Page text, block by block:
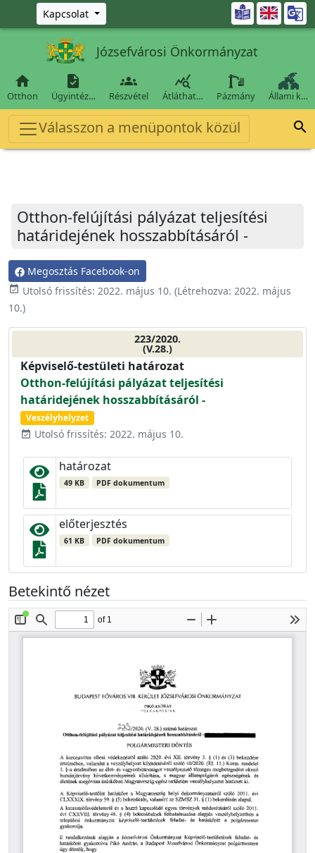
Ugrás a fő tartalomra
Kapcsolat 
Józsefvárosi Önkormányzat

Otthon

Ügyintéz…

Részvétel

Átláthat… Pázmány Állami k…
Válasszon a menüpontok közül 
Otthon-felújítási pályázat teljesítési
határidejének hosszabbításáról -
Megosztás Facebook-on
event_available Utolsó frissítés: 2022. május 10. (Létrehozva: 2022. május
10.)
223/2020.
(V.28.)
Képviselő-testületi határozat
Otthon-felújítási pályázat teljesítési
határidejének hosszabbításáról -
Veszélyhelyzet
event_available Utolsó frissítés: 2022. május 10.
határozat
49 KB PDF dokumentum
előterjesztés
61 KB PDF dokumentum
Betekintő nézet